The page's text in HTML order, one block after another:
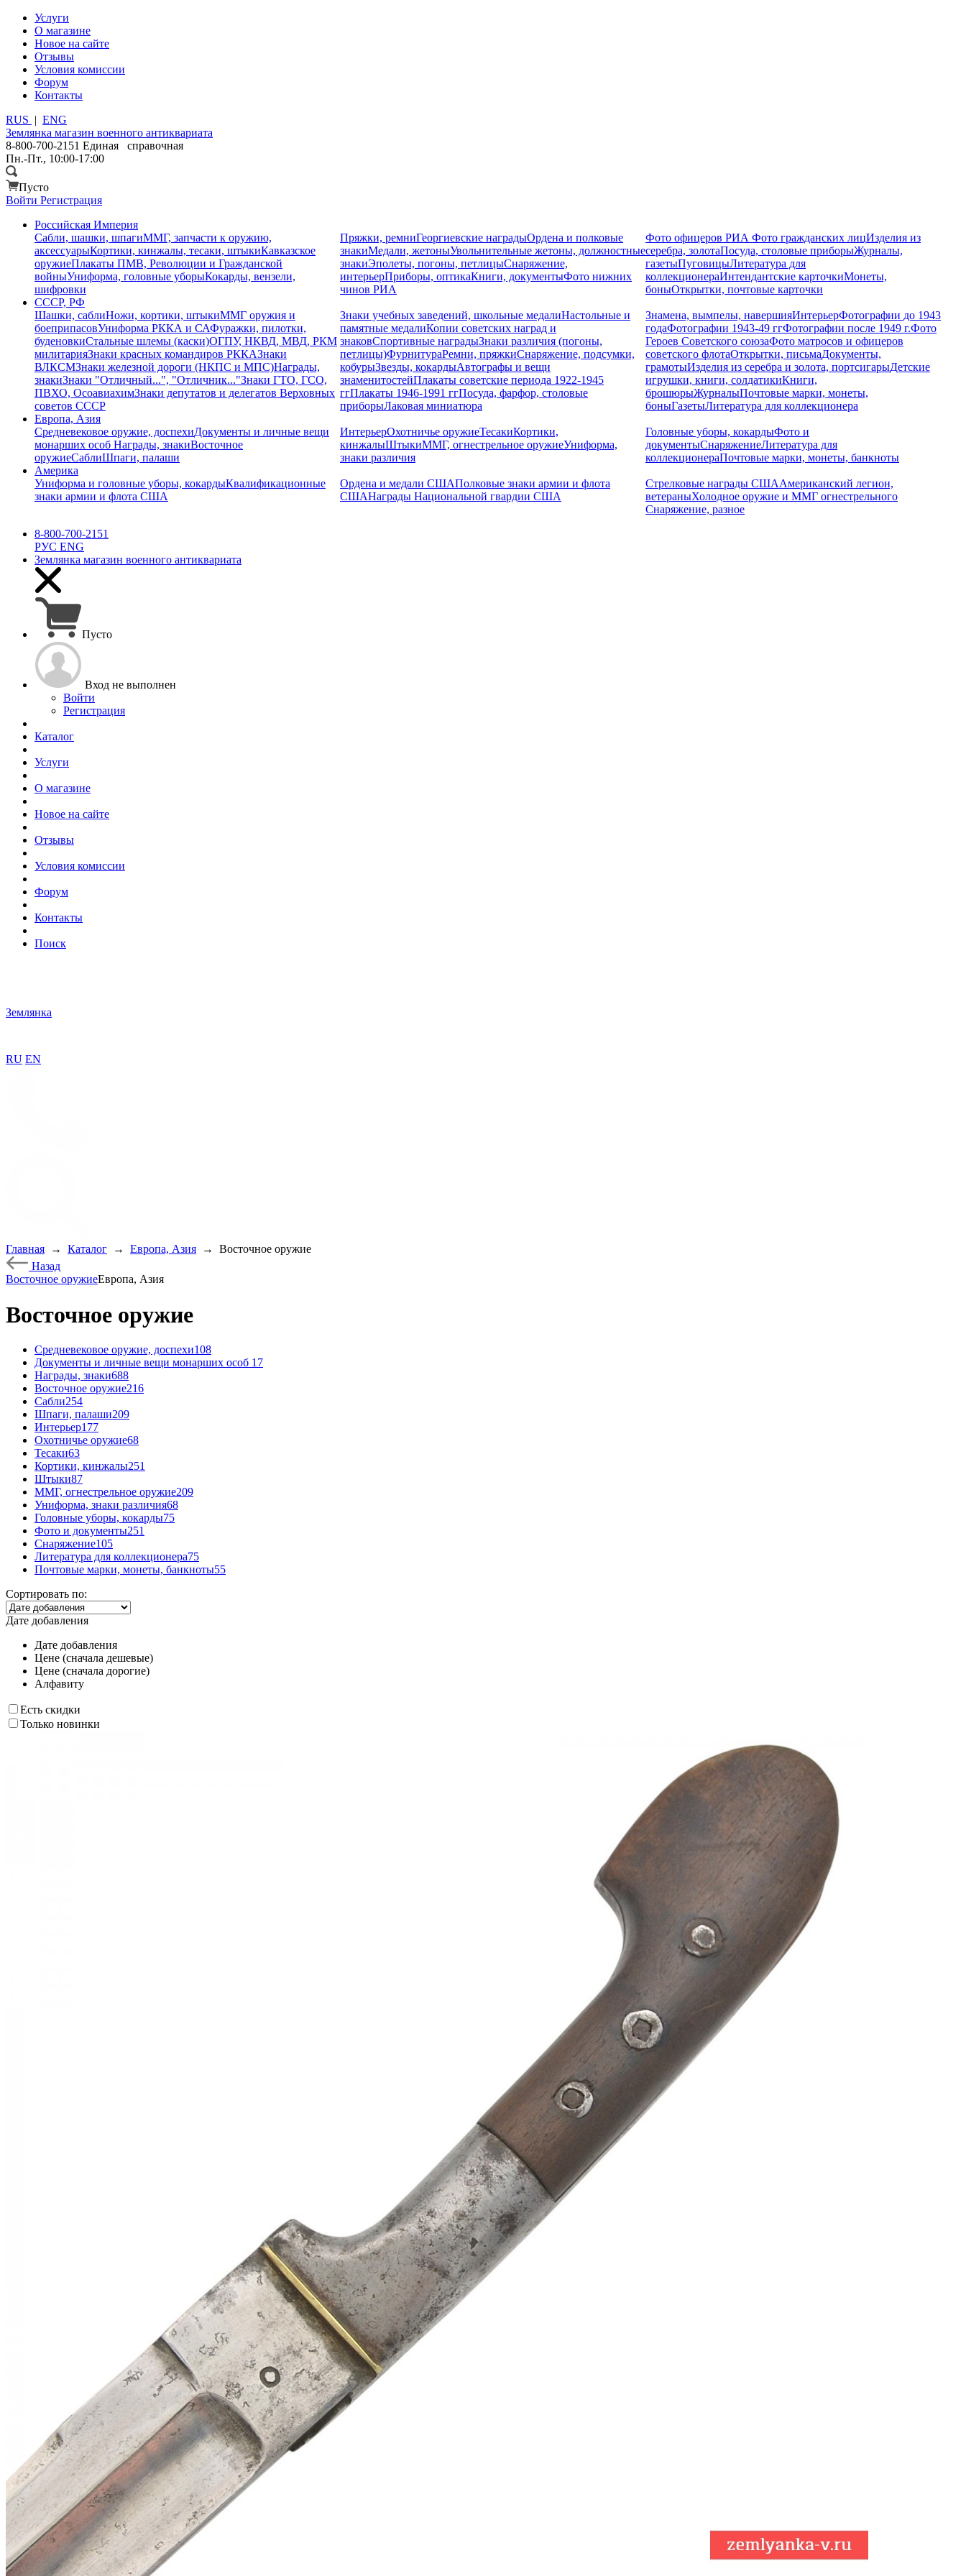
Услуги
О магазине
Новое на сайте
Отзывы
Условия комиссии
Форум
Контакты
RUS | ENG
Землянка магазин военного антиквариата
8-800-700-2151 Единая справочная
Пн.-Пт., 10:00-17:00
Пусто
Войти Регистрация
Российская Империя
Сабли, шашки, шпагиММГ, запчасти к оружию,
аксессуарыКортики, кинжалы, тесаки, штыкиКавказское
оружиеПлакаты ПМВ, Революции и Гражданской
войныУниформа, головные уборыКокарды, вензели,
шифровки
Пряжки, ремниГеоргиевские наградыОрдена и полковые
знакиМедали, жетоныУвольнительные жетоны, должностные
знакиЭполеты, погоны, петлицыСнаряжение,
интерьерПриборы, оптикаКниги, документыФото нижних
чинов РИА
Фото офицеров РИАФото гражданских лицИзделия из
серебра, золотаПосуда, столовые приборыЖурналы,
газетыПуговицыЛитература для
коллекционераИнтендантские карточкиМонеты,
боныОткрытки, почтовые карточки
СССР, РФ
Шашки, саблиНожи, кортики, штыкиММГ оружия и
боеприпасовУниформа РККА и САФуражки, пилотки,
буденовкиСтальные шлемы (каски)ОГПУ, НКВД, МВД, РКМ
милитарияЗнаки красных командиров РККАЗнаки
ВЛКСМЗнаки железной дороги (НКПС и МПС)Награды,
знакиЗнаки "Отличный...", "Отличник..."Знаки ГТО, ГСО,
ПВХО, ОсоавиахимЗнаки депутатов и делегатов Верховных
советов СССР
Знаки учебных заведений, школьные медалиНастольные и
памятные медалиКопии советских наград и
знаковСпортивные наградыЗнаки различия (погоны,
петлицы)ФурнитураРемни, пряжкиСнаряжение, подсумки,
кобурыЗвезды, кокардыАвтографы и вещи
знаменитостейПлакаты советские периода 1922-1945
ггПлакаты 1946-1991 ггПосуда, фарфор, столовые
приборыЛаковая миниатюра
Знамена, вымпелы, навершияИнтерьерФотографии до 1943
годаФотографии 1943-49 ггФотографии после 1949 г.Фото
Героев Советского союзаФото матросов и офицеров
советского флотаОткрытки, письмаДокументы,
грамотыИзделия из серебра и золота, портсигарыДетские
игрушки, книги, солдатикиКниги,
брошюрыЖурналыПочтовые марки, монеты,
боныГазетыЛитература для коллекционера
Европа, Азия
Средневековое оружие, доспехиДокументы и личные вещи
монарших особ Награды, знакиВосточное
оружиеСаблиШпаги, палаши
ИнтерьерОхотничье оружиеТесакиКортики,
кинжалыШтыкиММГ, огнестрельное оружиеУниформа,
знаки различия
Головные уборы, кокардыФото и
документыСнаряжениеЛитература для
коллекционераПочтовые марки, монеты, банкноты
Америка
Униформа и головные уборы, кокардыКвалификационные
знаки армии и флота США
Ордена и медали СШАПолковые знаки армии и флота
СШАНаграды Национальной гвардии США
Стрелковые награды СШААмериканский легион,
ветераныХолодное оружие и ММГ огнестрельного
Снаряжение, разное
8-800-700-2151
РУС ENG
Землянка магазин военного антиквариата
Пусто
Вход не выполнен
Войти
Регистрация
Каталог
Услуги
О магазине
Новое на сайте
Отзывы
Условия комиссии
Форум
Контакты
Поиск
Землянка
RU EN
Главная → Каталог → Европа, Азия →
Восточное оружие
Назад
Восточное оружиеЕвропа, Азия
Восточное оружие
Средневековое оружие, доспехи108
Документы и личные вещи монарших особ 17
Награды, знаки688
Восточное оружие216
Сабли254
Шпаги, палаши209
Интерьер177
Охотничье оружие68
Тесаки63
Кортики, кинжалы251
Штыки87
ММГ, огнестрельное оружие209
Униформа, знаки различия68
Головные уборы, кокарды75
Фото и документы251
Снаряжение105
Литература для коллекционера75
Почтовые марки, монеты, банкноты55
Сортировать по:
Дате добавления
Дате добавления
Цене (сначала дешевые)
Цене (сначала дорогие)
Алфавиту
Есть скидки
Только новинки